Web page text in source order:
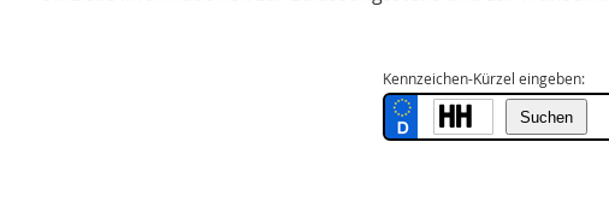
Kennzeichen-Kürzel eingeben: